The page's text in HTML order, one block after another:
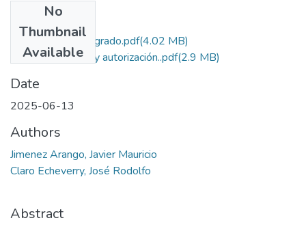
No
Thumbnail
Available
Proyecto final de grado.pdf(4.02 MB)
Licencia de uso y autorización..pdf(2.9 MB)
Date
2025-06-13
Authors
Jimenez Arango, Javier Mauricio
Claro Echeverry, José Rodolfo
Abstract